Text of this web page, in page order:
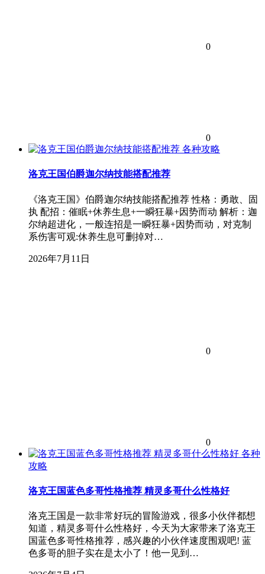
0
0
各种攻略
洛克王国伯爵迦尔纳技能搭配推荐
《洛克王国》伯爵迦尔纳技能搭配推荐 性格：勇敢、固
执 配招：催眠+休养生息+一瞬狂暴+因势而动 解析：迦
尔纳超进化，一般连招是一瞬狂暴+因势而动，对克制
系伤害可观:休养生息可删掉对…
2026年7月11日
0
0
各种
攻略
洛克王国蓝色多哥性格推荐 精灵多哥什么性格好
洛克王国是一款非常好玩的冒险游戏，很多小伙伴都想
知道，精灵多哥什么性格好，今天为大家带来了洛克王
国蓝色多哥性格推荐，感兴趣的小伙伴速度围观吧! 蓝
色多哥的胆子实在是太小了！他一见到…